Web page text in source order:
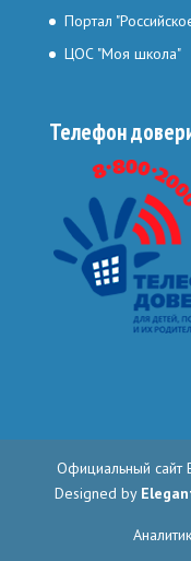
Портал
ЦОС "Моя школа"
Телефон
Официальный сайт
Designed by